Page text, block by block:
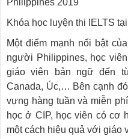
Khóa học luyện thi IELTS
Một điểm mạnh nổi bật
người Philippines, học
giáo viên bản ngữ đến
Canada, Úc,… Bên cạnh
vựng hàng tuần và miễn
học ở CIP, học viên có cơ
một cách hiệu quả với giáo